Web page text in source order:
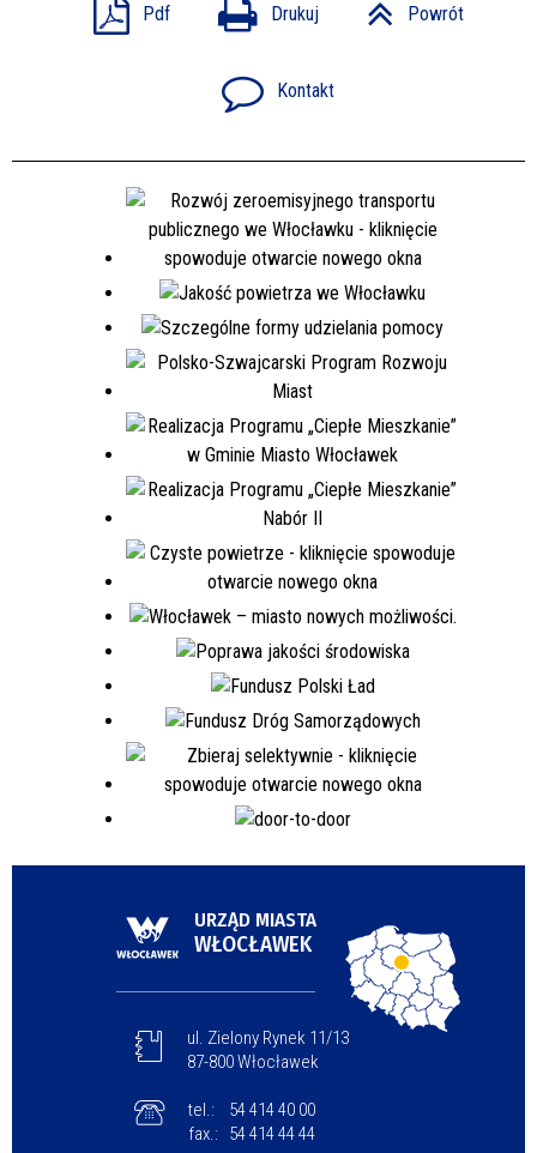
Pdf Drukuj Powrót
Kontakt
URZĄD MIASTA
WŁOCŁAWEK
ul. Zielony Rynek 11/13
87-800 Włocławek
tel.:
54 414 40 00
fax.:
54 414 44 44